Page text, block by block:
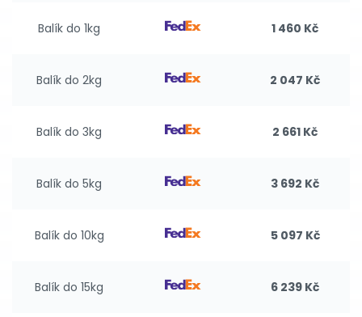
Balík do 1kg 1 460 Kč
Balík do 2kg 2 047 Kč
Balík do 3kg 2 661 Kč
Balík do 5kg 3 692 Kč
Balík do 10kg 5 097 Kč
Balík do 15kg 6 239 Kč